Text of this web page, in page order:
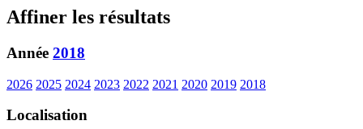
Affiner les résultats
Année 2018
2026 2025 2024 2023 2022 2021 2020 2019 2018
Localisation